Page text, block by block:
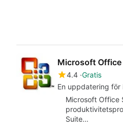
Microsoft Office
4.4 Gratis
En uppdatering
Microsoft Office
Suite…